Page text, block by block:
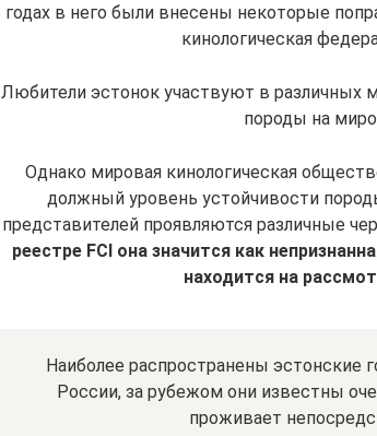
годах в него были внесены некоторые
кинологическая
Любители эстонок участвуют в различных
породы на
Однако мировая кинологическая
должный уровень устойчивости
представителей проявляются различные
реестре FCI она значится как
находится на
Наиболее распространены эстонские
России, за рубежом они известны
проживает